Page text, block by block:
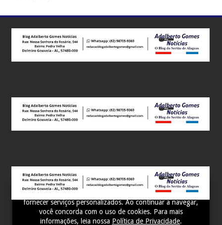
Este site utiliza cookies para melhorar sua experiência e
fornecer serviços personalizados. Ao continuar a navegar,
você concorda com o uso de cookies. Para mais
informações, leia nossa Política de Privacidade.